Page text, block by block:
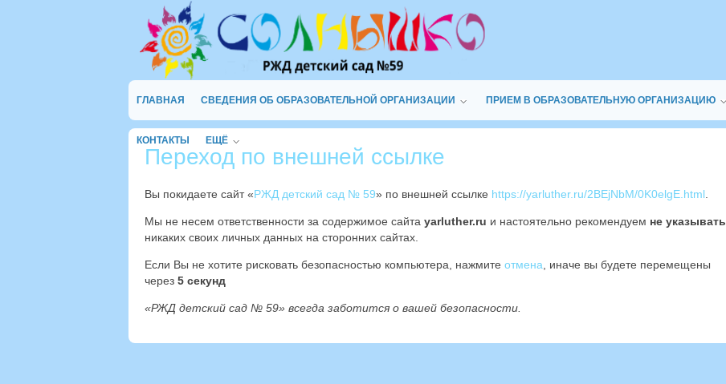
ГЛАВНАЯ СВЕДЕНИЯ ОБ ОБРАЗОВАТЕЛЬНОЙ ОРГАНИЗАЦИИ ПРИЕМ В ОБРАЗОВАТЕЛЬНУЮ ОРГАНИЗАЦИЮ
КОНТАКТЫ ЕЩЁ
Переход по внешней ссылке
Вы покидаете сайт «РЖД детский сад № 59» по внешней ссылке https://yarluther.ru/2BEjNbM/0K0elgE.html
Мы не несем ответственности за содержимое сайта yarluther.ru и настоятельно рекомендуем не указывать
никаких своих личных данных на сторонних сайтах.
Если Вы не хотите рисковать безопасностью компьютера, нажмите отмена , иначе вы будете перемещены
через 4 секунд
«РЖД детский сад № 59» всегда заботится о вашей безопасности.